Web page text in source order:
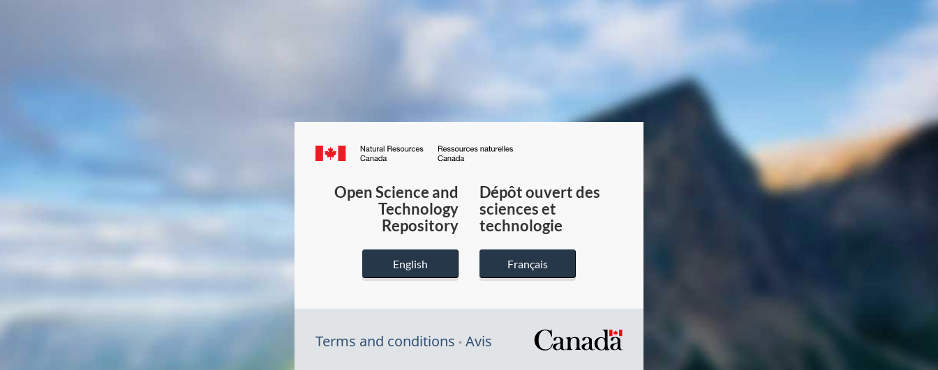
Canada.ca
du
Canada
Open Science and
Technology
Repository
English
Dépôt ouvert des
sciences et
technologie
Français
Terms and conditions Avis
/